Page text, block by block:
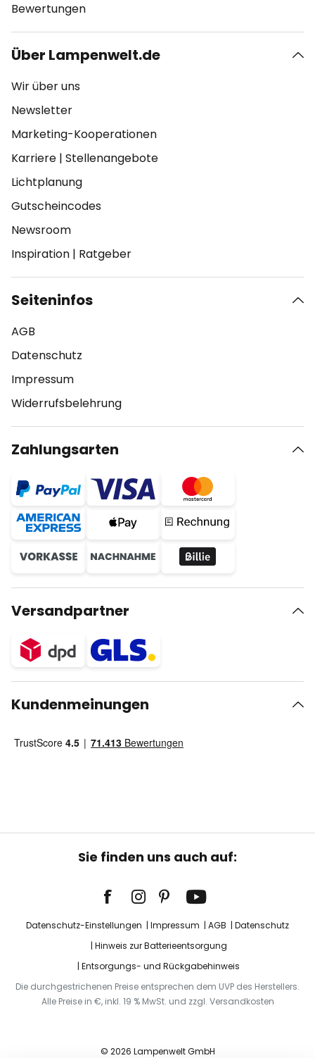
Bewertungen
Über Lampenwelt.de
Wir über uns
Newsletter
Marketing-Kooperationen
Karriere | Stellenangebote
Lichtplanung
Gutscheincodes
Newsroom
Inspiration | Ratgeber
Seiteninfos
AGB
Datenschutz
Impressum
Widerrufsbelehrung
Zahlungsarten
Versandpartner
Kundenmeinungen
Sie finden uns auch auf:
Datenschutz-Einstellungen Impressum AGB
Datenschutz
Hinweis zur Batterieentsorgung
Entsorgungs- und Rückgabehinweis
Die durchgestrichenen Preise entsprechen dem UVP des Herstellers.
Alle Preise in €, inkl. 19 % MwSt. und zzgl. Versandkosten
© 2026 Lampenwelt GmbH